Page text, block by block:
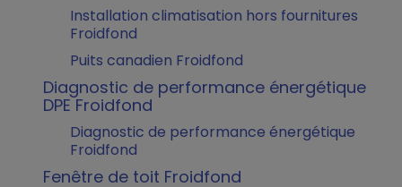
Installation climatisation hors fournitures
Froidfond
Puits canadien Froidfond
Diagnostic de performance énergétique
DPE Froidfond
Diagnostic de performance énergétique
Froidfond
Fenêtre de toit Froidfond